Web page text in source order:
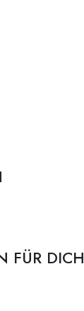
FÜR DICH